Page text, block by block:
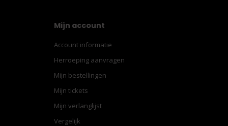
Mijn account
Account informatie
Herroeping aanvragen
Mijn bestellingen
Mijn tickets
Mijn verlanglijst
Vergelijk